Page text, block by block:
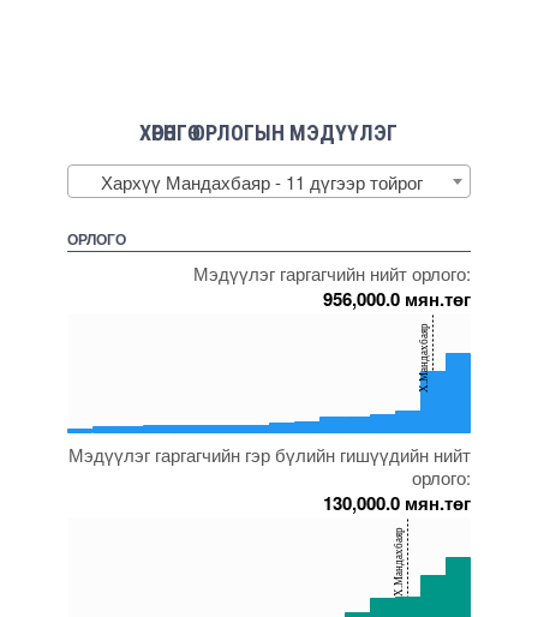
ХӨРӨНГӨ ОРЛОГЫН МЭДҮҮЛЭГ
Хархүү Мандахбаяр - 11 дүгээр тойрог
ОРЛОГО
Мэдүүлэг гаргагчийн нийт орлого:
956,000.0 мян.төг
5000000000000005272135
50000000000000052715715000000000000005271733
5000000000000005233295
5000000000000005271964
5000000000000005271878
Х.Мандахбаяр
Мэдүүлэг гаргагчийн гэр бүлийн гишүүдийн нийт
орлого:
130,000.0 мян.төг
Х.Мандахбаяр